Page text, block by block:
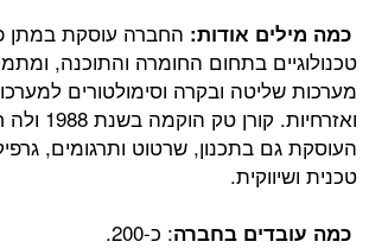
אודות:החברה עוסקת במתן פתרונות
בתחום החומרה והתוכנה, ומתמחה בתחומי
ובקרה וסימולטורים למערכות צבאיות
ואזרחיות. קורן טק הוקמה בשנת 1988 ולה חברה בת
בתכנון, שרטוט ותרגומים, גרפיקה וכתיבה
בחברה: כ-200.